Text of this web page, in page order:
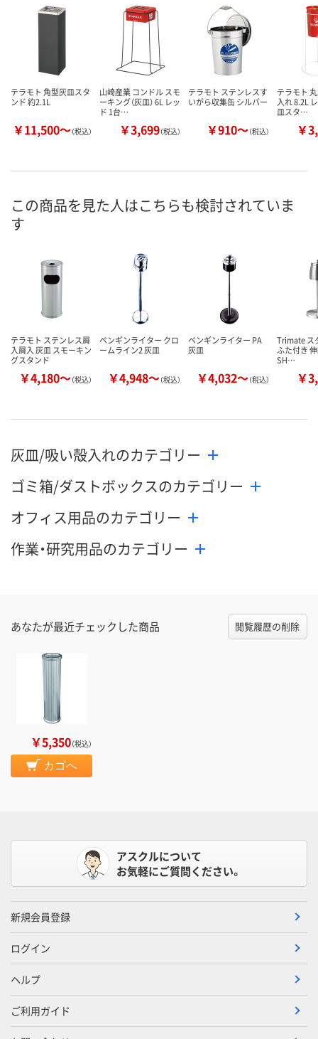
テラモト 角型灰皿スタ
ンド 約2.1L
￥11,500～（税込）
山崎産業 コンドル スモ
ーキング（灰皿） 6L レッ
ド 1台…
￥3,699（税込）
テラモト ステンレスす
いがら収集缶 シルバー
￥910～（税込）
テラモト
入れ 8.2L
皿スタ…
￥
この商品を見た人はこちらも検討されていま
す
テラモト ステンレス屑
入屑入 灰皿 スモーキン
グスタンド
￥4,180～（税込）
ペンギンライター クロ
ームライン2 灰皿
￥4,948～（税込）
ペンギンライター PA
灰皿
￥4,032～（税込）
Trimate ス
ふた付き
SH…
￥
灰皿/吸い殻入れのカテゴリー
ゴミ箱/ダストボックスのカテゴリー
オフィス用品のカテゴリー
作業・研究用品のカテゴリー
あなたが最近チェックした商品 閲覧履歴の削除
￥5,350（税込）
カゴへ
アスクルについて
お気軽にご質問ください。
新規会員登録
ログイン
ヘルプ
ご利用ガイド